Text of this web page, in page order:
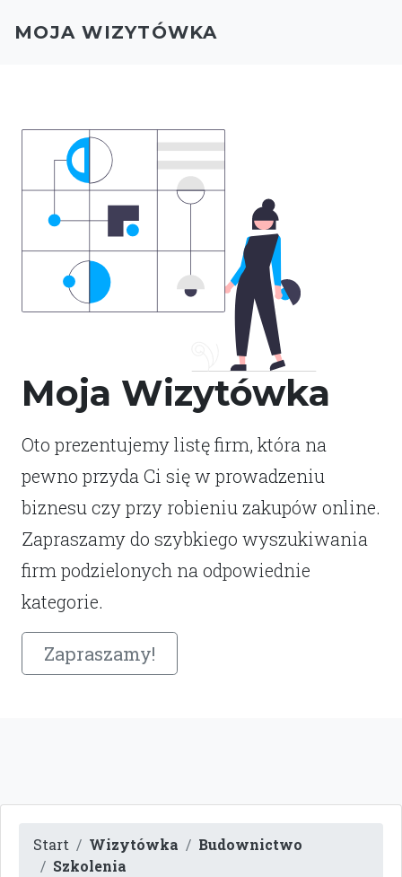
Moja Wizytówka
Oto prezentujemy listę firm, która na
pewno przyda Ci się w prowadzeniu
biznesu czy przy robieniu zakupów online.
Zapraszamy do szybkiego wyszukiwania
firm podzielonych na odpowiednie
kategorie.
Zapraszamy!
MOJA WIZYTÓWKA
Start Wizytówka
Budownictwo
Szkolenia